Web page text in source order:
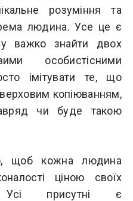
розуміння та
людина. Усе це є
важко знайти двох
особистісними
імітувати те, що
копіюванням,
чи буде такою
щоб кожна людина
ціною своїх
Усі присутні є